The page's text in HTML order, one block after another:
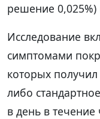
решение 0,025%)
Исследование
симптомами
которых
либо
в день в